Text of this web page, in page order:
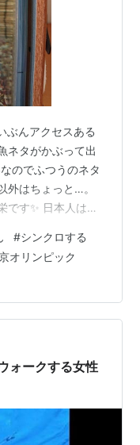
んアクセスある
ネタがかぶって出
のでふつうのネタ
外はちょっと…。
です✨ 日本人はな
んね💡さぁあな
飼い主は特にそう
行けてないし？
か例に漏れず注目
#シンクロする
オリンピック
ォークする女性